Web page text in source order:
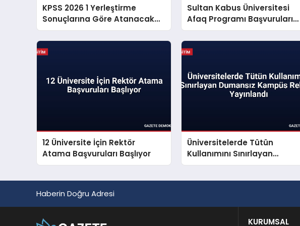
KPSS 2026 1 Yerleştirme
Sonuçlarına Göre Atanacak
Adayların Dikkatine
Sultan Kabus Üniversitesi
Afaq Programı Başvuruları
Başlıyor
12 Üniversite İçin Rektör
Atama Başvuruları Başlıyor
Üniversitelerde Tütün
Kullanımını Sınırlayan
Dumansız Kampüs Rehberi
Haberin Doğru Adresi
KURUMSAL